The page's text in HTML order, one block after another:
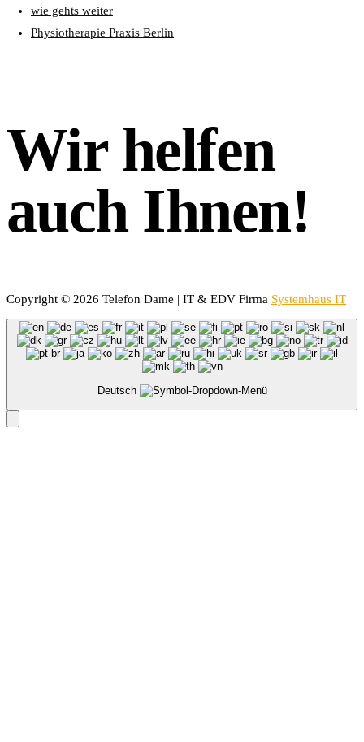
wie gehts weiter
Physiotherapie Praxis Berlin
Wir helfen
auch Ihnen!
Copyright © 2026 Telefon Dame | IT & EDV Firma Systemhaus IT
Deutsch